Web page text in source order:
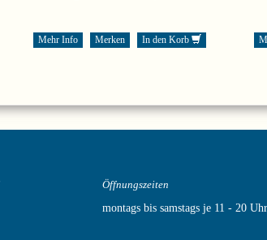
Mehr Info Merken In den Korb
Öffnungszeiten
montags bis samstags je 11 - 20 Uhr